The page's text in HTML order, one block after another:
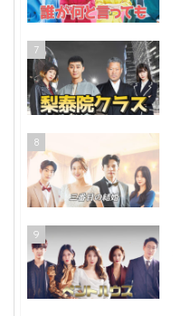
7
8
9